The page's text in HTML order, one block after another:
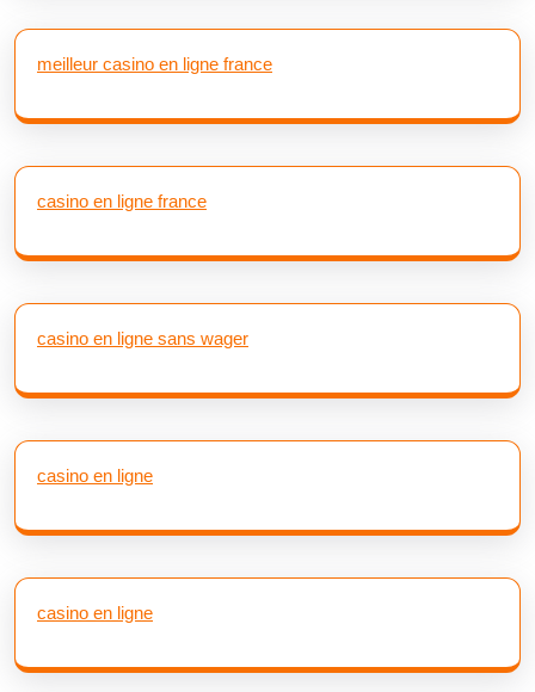
meilleur casino en ligne france
casino en ligne france
casino en ligne sans wager
casino en ligne
casino en ligne